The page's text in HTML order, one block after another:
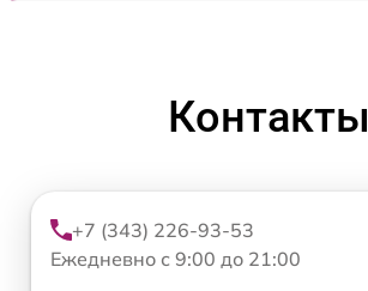
Контакты
+7 (343) 226-93-53
Ежедневно с 9:00 до 21:00